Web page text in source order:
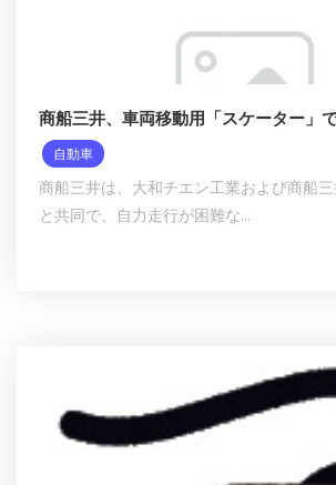
商船三井、車両移動用「スケーター」
自動車
商船三井は、大和チエン工業および商船
と共同で、自力走行が困難な...